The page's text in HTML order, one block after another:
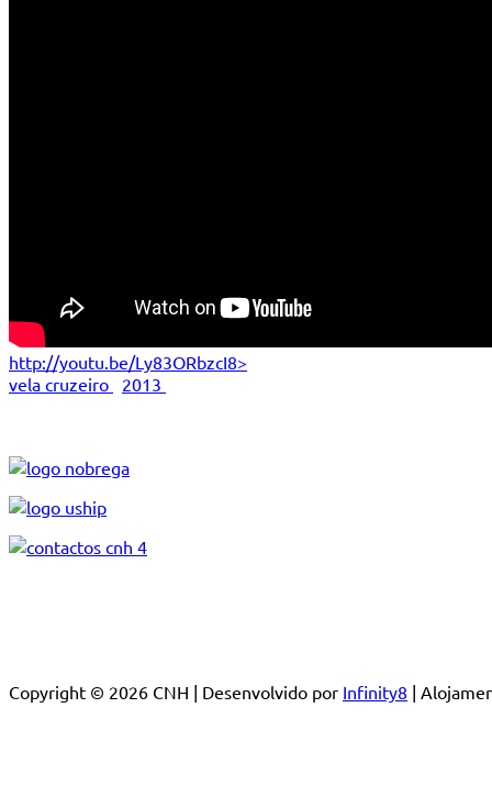
http://youtu.be/Ly83ORbzcI8>
vela cruzeiro
2013
Copyright © 2026 CNH | Desenvolvido por Infinity8 |